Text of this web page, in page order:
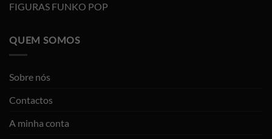
FIGURAS FUNKO POP
QUEM SOMOS
Sobre nós
Contactos
A minha conta